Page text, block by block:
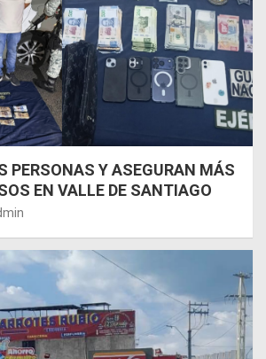
PERSONAS Y ASEGURAN MÁS
EN VALLE DE SANTIAGO